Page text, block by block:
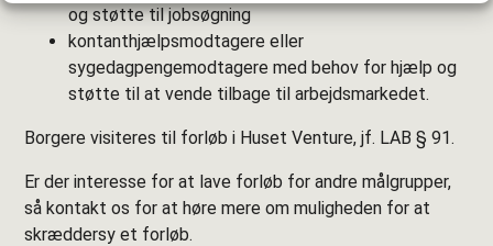
og støtte til jobsøgning
kontanthjælpsmodtagere eller
sygedagpengemodtagere med behov for hjælp og
støtte til at vende tilbage til arbejdsmarkedet.
Borgere visiteres til forløb i Huset Venture, jf. LAB § 91.
Er der interesse for at lave forløb for andre målgrupper,
så kontakt os for at høre mere om muligheden for at
skræddersy et forløb.